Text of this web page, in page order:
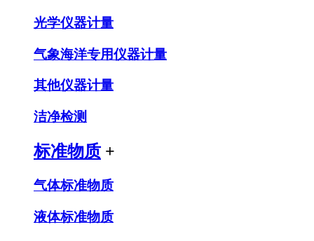
光学仪器计量
气象海洋专用仪器计量
其他仪器计量
洁净检测
标准物质 +
气体标准物质
液体标准物质